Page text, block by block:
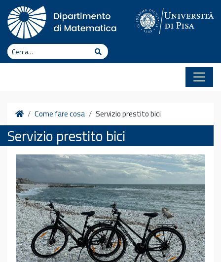
Vai al contenuto
Cerca Cerca
HomeCome fare cosa Servizio prestito bici
Servizio prestito bici